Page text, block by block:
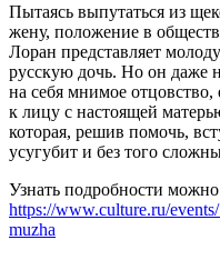
Пытаясь выпутаться из
жену, положение в
Лоран представляет
русскую дочь. Но он даже
на себя мнимое отцовство,
к лицу с настоящей
которая, решив помочь,
усугубит и без того
Узнать подробности можно
https://www.culture.ru/
muzha